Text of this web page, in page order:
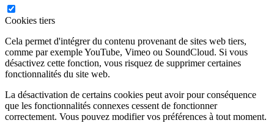
Cookies tiers
Cela permet d'intégrer du contenu provenant de sites web tiers,
comme par exemple YouTube, Vimeo ou SoundCloud. Si vous
désactivez cette fonction, vous risquez de supprimer certaines
fonctionnalités du site web.
La désactivation de certains cookies peut avoir pour conséquence
que les fonctionnalités connexes cessent de fonctionner
correctement. Vous pouvez modifier vos préférences à tout moment.